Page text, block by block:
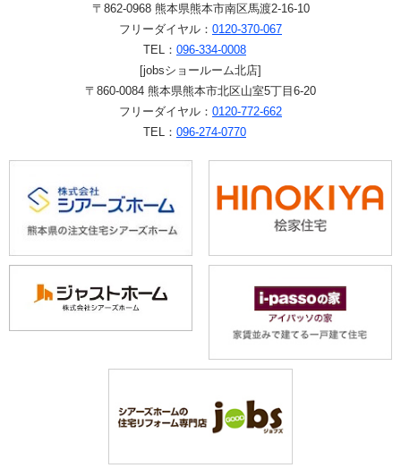
〒862-0968 熊本県熊本市南区馬渡2-16-10
フリーダイヤル： 0120-370-067
TEL： 096-334-0008
[jobsショールーム北店]
〒860-0084 熊本県熊本市北区山室5丁目6-20
フリーダイヤル： 0120-772-662
TEL： 096-274-0770